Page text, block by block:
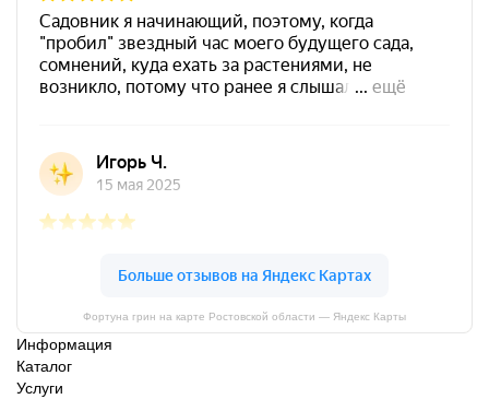
Фортуна грин на карте Ростовской области — Яндекс Карты
Информация
Каталог
Услуги